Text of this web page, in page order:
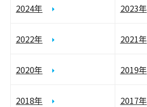
2024年 2023年
2022年 2021年
2020年 2019年
2018年 2017年